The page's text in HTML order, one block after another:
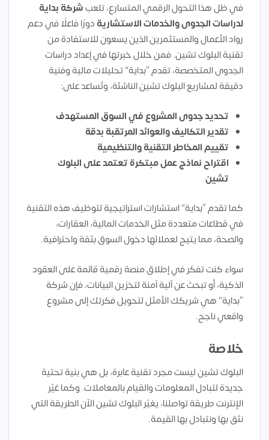
في ظل هذا التحول الرقمي المتسارع، تلعبشركة بداية
لدراسات الجدوى والخدمات الاستشارية دورًا فاعلًا في دعم
رواد الأعمال والمستثمرين الذين يسعون للاستفادة من
تقنية البلوك تشين. فمن خلال خبرتها في إعداد دراسات
الجدوى المتخصصة، تقدم “بداية” تحليلات مالية وفنية
دقيقة لمشاريع البلوك تشين الناشئة، وتُساعد على:
تحديد جدوى المشروع في السوق المستهدف
تقدير التكاليف والعوائد المرتقبة بدقة
تقييم المخاطر التقنية والتنظيمية
اقتراح نماذج عمل مبتكرة تعتمد على البلوك
تشين
كما تقدم “بداية” استشارات استراتيجية لتوظيف هذه التقنية
في قطاعات متعددة مثل الخدمات المالية، العقارات،
والصحة، مما يتيح لعملائها دخول السوق بثقة واحترافية.
سواء كنت تفكر في إطلاق منصة رقمية قائمة على العقود
الذكية، أو تبحث عن آلية آمنة لتخزين البيانات، فإن شركة
“بداية” هي شريكك الأمثل لتحويل فكرتك إلى مشروع
واقعي ناجح.
خلاصة
البلوك تشين ليست مجرد تقنية عابرة، بل هي بنية تحتية
جديدة لتبادل المعلومات والقيام بالمعاملات. وكما غيّر
الإنترنت طريقة تواصلنا، يغيّر البلوك تشين الآن الطريقة التي
نثق بها ونتبادل بها القيمة.